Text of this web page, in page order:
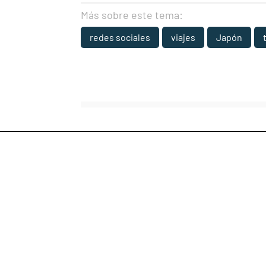
Más sobre este tema:
redes sociales viajes Japón